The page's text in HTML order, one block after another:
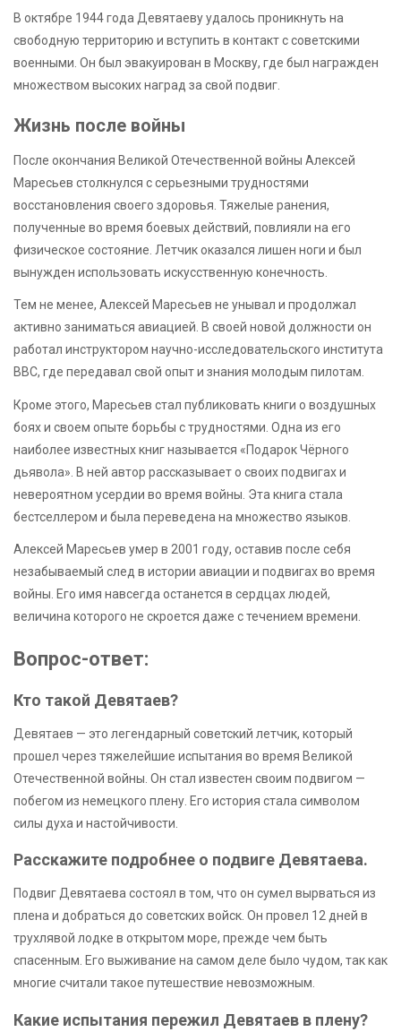
В октябре 1944 года Девятаеву удалось проникнуть на
свободную территорию и вступить в контакт с советскими
военными. Он был эвакуирован в Москву, где был награжден
множеством высоких наград за свой подвиг.
Жизнь после войны
После окончания Великой Отечественной войны Алексей
Маресьев столкнулся с серьезными трудностями
восстановления своего здоровья. Тяжелые ранения,
полученные во время боевых действий, повлияли на его
физическое состояние. Летчик оказался лишен ноги и был
вынужден использовать искусственную конечность.
Тем не менее, Алексей Маресьев не унывал и продолжал
активно заниматься авиацией. В своей новой должности он
работал инструктором научно-исследовательского института
ВВС, где передавал свой опыт и знания молодым пилотам.
Кроме этого, Маресьев стал публиковать книги о воздушных
боях и своем опыте борьбы с трудностями. Одна из его
наиболее известных книг называется «Подарок Чёрного
дьявола». В ней автор рассказывает о своих подвигах и
невероятном усердии во время войны. Эта книга стала
бестселлером и была переведена на множество языков.
Алексей Маресьев умер в 2001 году, оставив после себя
незабываемый след в истории авиации и подвигах во время
войны. Его имя навсегда останется в сердцах людей,
величина которого не скроется даже с течением времени.
Вопрос-ответ:
Кто такой Девятаев?
Девятаев — это легендарный советский летчик, который
прошел через тяжелейшие испытания во время Великой
Отечественной войны. Он стал известен своим подвигом —
побегом из немецкого плену. Его история стала символом
силы духа и настойчивости.
Расскажите подробнее о подвиге Девятаева.
Подвиг Девятаева состоял в том, что он сумел вырваться из
плена и добраться до советских войск. Он провел 12 дней в
трухлявой лодке в открытом море, прежде чем быть
спасенным. Его выживание на самом деле было чудом, так как
многие считали такое путешествие невозможным.
Какие испытания пережил Девятаев в плену?